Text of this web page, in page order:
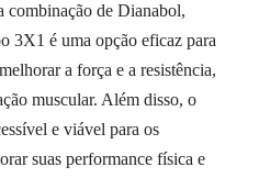
combinação de Dianabol,
3X1 é uma opção eficaz para
a força e a resistência,
muscular. Além disso, o
e viável para os
suas performance física e